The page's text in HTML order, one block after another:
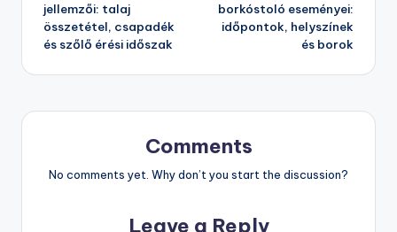
Webmaster Admin
View All Posts
Post
navigation
Eger borvidék terroir
összetétel, csapadék
Magyar borászatok
borkóstoló eseményei:
időpontok, helyszínek